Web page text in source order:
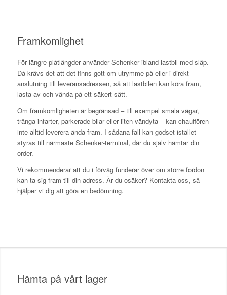
Framkomlighet
För längre plåtlängder använder Schenker ibland lastbil med släp.
Då krävs det att det finns gott om utrymme på eller i direkt
anslutning till leveransadressen, så att lastbilen kan köra fram,
lasta av och vända på ett säkert sätt.
Om framkomligheten är begränsad – till exempel smala vägar,
trånga infarter, parkerade bilar eller liten vändyta – kan chauffören
inte alltid leverera ända fram. I sådana fall kan godset istället
styras till närmaste Schenker-terminal, där du själv hämtar din
order.
Vi rekommenderar att du i förväg funderar över om större fordon
kan ta sig fram till din adress. Är du osäker? Kontakta oss, så
hjälper vi dig att göra en bedömning.
Hämta på vårt lager